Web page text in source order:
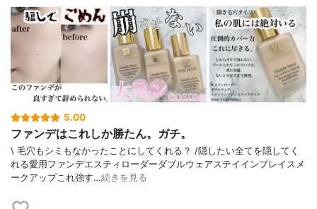
5.00
ファンデはこれしか勝たん。ガチ。
\ 毛穴もシミもなかったことにしてくれる？ /⁡⁡隠したい全てを隠してく
れる愛用ファンデ⁡エスティローダーダブルウェアステイインプレイスメ
ークアップ⁡⁡これ強す…続きを見る